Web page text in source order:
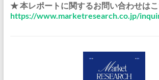
★ 本レポートに関するお問い合わせは
https://www.marketresearch.co.jp/